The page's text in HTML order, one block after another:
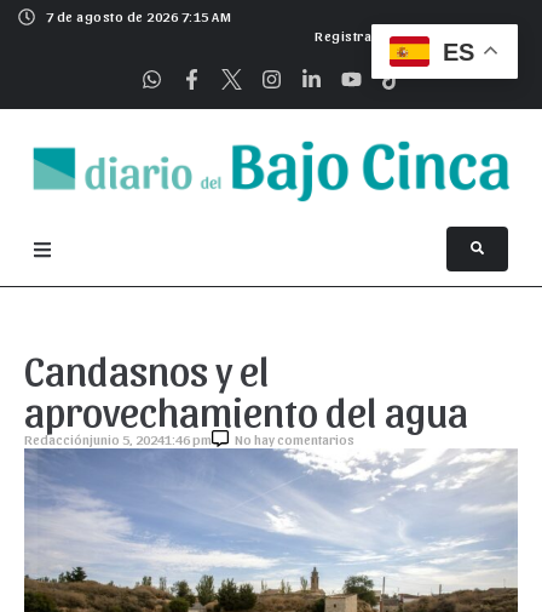
7 de agosto de 2026 7:15 AM
Registrarse
Candasnos y el
aprovechamiento del agua
Redacciónjunio 5, 20241:46 pm No hay comentarios
ES